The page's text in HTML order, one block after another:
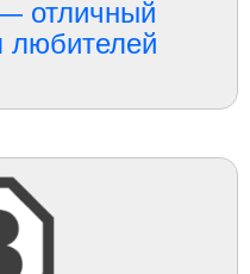
отличный
любителей